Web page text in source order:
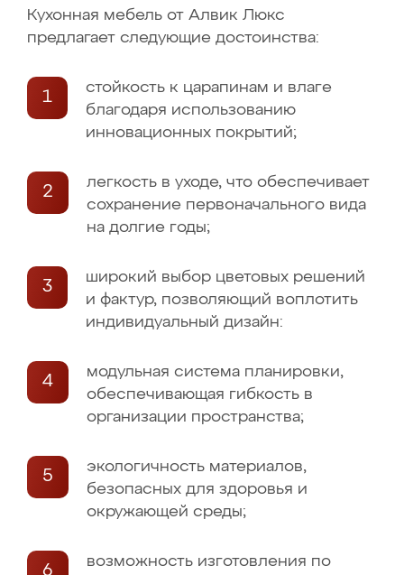
Кухонная мебель от Алвик Люкс
предлагает следующие достоинства:
стойкость к царапинам и влаге
благодаря использованию
инновационных покрытий;
легкость в уходе, что обеспечивает
сохранение первоначального вида
на долгие годы;
широкий выбор цветовых решений
и фактур, позволяющий воплотить
индивидуальный дизайн:
модульная система планировки,
обеспечивающая гибкость в
организации пространства;
экологичность материалов,
безопасных для здоровья и
окружающей среды;
возможность изготовления по